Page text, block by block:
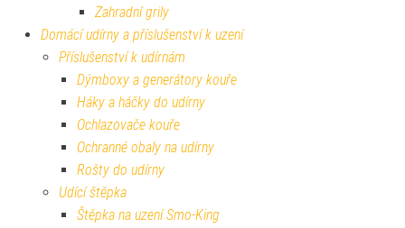
Zahradní grily
Domácí udírny a příslušenství k uzení
Příslušenství k udírnám
Dýmboxy a generátory kouře
Háky a háčky do udírny
Ochlazovače kouře
Ochranné obaly na udírny
Rošty do udírny
Udící štěpka
Štěpka na uzení Smo-King